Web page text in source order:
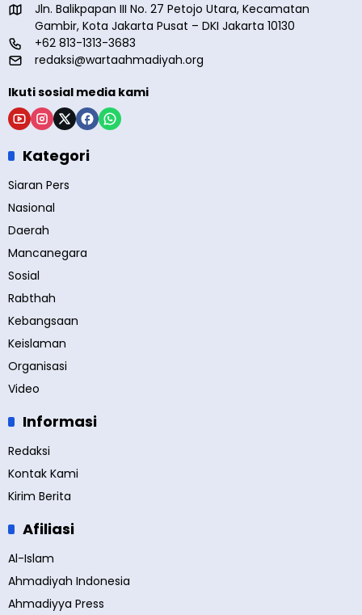
Jln. Balikpapan III No. 27 Petojo Utara, Kecamatan
Gambir, Kota Jakarta Pusat – DKI Jakarta 10130
+62 813-1313-3683
redaksi@wartaahmadiyah.org
Ikuti sosial media kami
Kategori
Siaran Pers
Nasional
Daerah
Mancanegara
Sosial
Rabthah
Kebangsaan
Keislaman
Organisasi
Video
Informasi
Redaksi
Kontak Kami
Kirim Berita
Afiliasi
Al-Islam
Ahmadiyah Indonesia
Ahmadiyya Press